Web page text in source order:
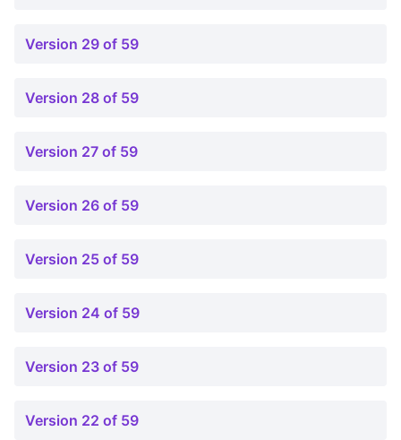
Version 29 of 59
Version 28 of 59
Version 27 of 59
Version 26 of 59
Version 25 of 59
Version 24 of 59
Version 23 of 59
Version 22 of 59